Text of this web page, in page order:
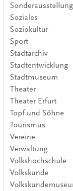
Sonderausstellung
Soziales
Soziokultur
Sport
Stadtarchiv
Stadtentwicklung
Stadtmuseum
Theater
Theater Erfurt
Topf und Söhne
Tourismus
Vereine
Verwaltung
Volkshochschule
Volkskunde